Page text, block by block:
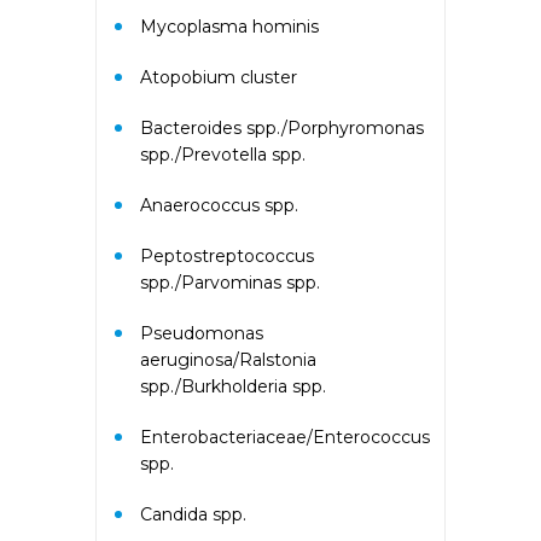
k82, Хлоргексидин с8)
рините взрослые IgE
(ImmunoCAP) (основные
ингаляционные аллергены:
тимофеевка, береза, полынь;
ингаляционные: курица, тополь)
рините дети IgE (ImmunoCAP)
(основные ингаляционные
аллергены: кошка, собака, клещ
d1, тимофеевка, береза, полынь;
основные пищевые: яичный
белок, молоко; дополнительные
пищевые: арахис)
Аллергокомплекс при экземе 2
Mycoplasma hominis
Atopobium cluster
Bacteroides spp./Porphyromonas
spp./Prevotella spp.
Anaerococcus spp.
Peptostreptococcus
spp./Parvominas spp.
Pseudomonas
aeruginosa/Ralstonia
spp./Burkholderia spp.
Enterobacteriaceae/Enterococcus
spp.
Candida spp.